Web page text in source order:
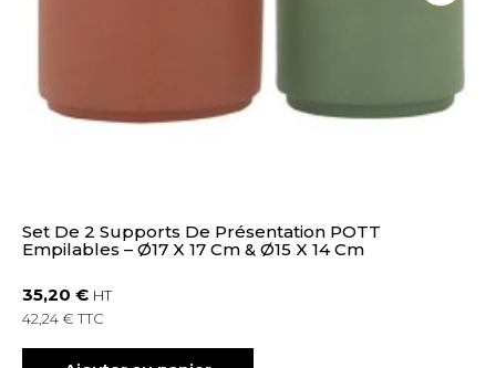
Set De 2 Supports De Présentation POTT
Empilables – Ø17 X 17 Cm & Ø15 X 14 Cm
35,20 € HT
42,24 € TTC